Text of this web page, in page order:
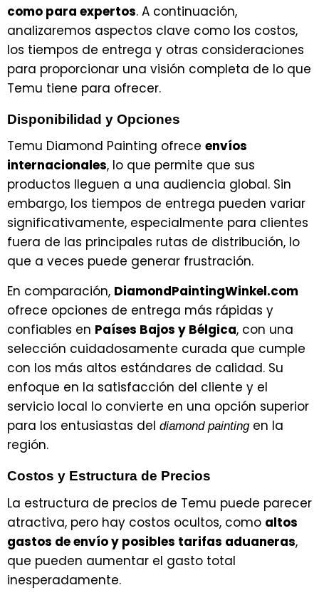
como para expertos. A continuación,
analizaremos aspectos clave como los costos,
los tiempos de entrega y otras consideraciones
para proporcionar una visión completa de lo que
Temu tiene para ofrecer.
Disponibilidad y Opciones
Temu Diamond Painting ofrece envíos
internacionales, lo que permite que sus
productos lleguen a una audiencia global. Sin
embargo, los tiempos de entrega pueden variar
significativamente, especialmente para clientes
fuera de las principales rutas de distribución, lo
que a veces puede generar frustración.
En comparación, DiamondPaintingWinkel.com
ofrece opciones de entrega más rápidas y
confiables en Países Bajos y Bélgica, con una
selección cuidadosamente curada que cumple
con los más altos estándares de calidad. Su
enfoque en la satisfacción del cliente y el
servicio local lo convierte en una opción superior
para los entusiastas del diamond paintingen la
región.
Costos y Estructura de Precios
La estructura de precios de Temu puede parecer
atractiva, pero hay costos ocultos, como altos
gastos de envío y posibles tarifas aduaneras,
que pueden aumentar el gasto total
inesperadamente.